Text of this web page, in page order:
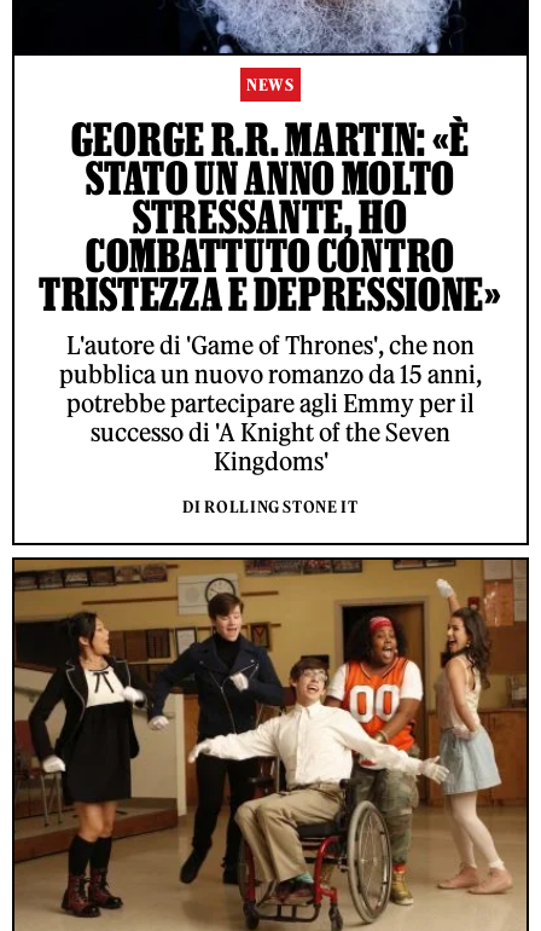
NEWS
GEORGE R.R. MARTIN: «È
STATO UN ANNO MOLTO
STRESSANTE, HO
COMBATTUTO CONTRO
TRISTEZZA E DEPRESSIONE»
L'autore di 'Game of Thrones', che non
pubblica un nuovo romanzo da 15 anni,
potrebbe partecipare agli Emmy per il
successo di 'A Knight of the Seven
Kingdoms'
DI ROLLING STONE IT